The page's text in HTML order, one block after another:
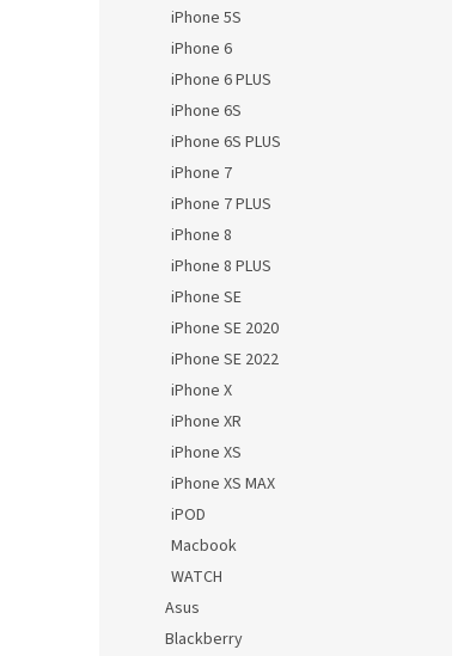
iPhone 5S
iPhone 6
iPhone 6 PLUS
iPhone 6S
iPhone 6S PLUS
iPhone 7
iPhone 7 PLUS
iPhone 8
iPhone 8 PLUS
iPhone SE
iPhone SE 2020
iPhone SE 2022
iPhone X
iPhone XR
iPhone XS
iPhone XS MAX
iPOD
Macbook
WATCH
Asus
Blackberry